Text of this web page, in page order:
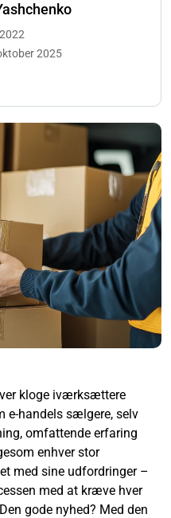
2025
kloge iværksættere
e-handels sælgere, selv
omfattende erfaring
enhver stor
med sine udfordringer –
med at kræve hver
gode nyhed? Med den